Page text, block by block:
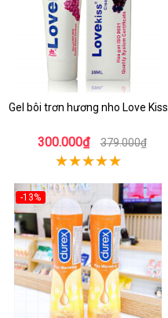
Gel bôi trơn hương nho Love Kiss
300.000₫ 379.000₫
-13%